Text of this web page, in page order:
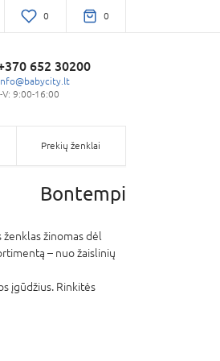
0 0
652 30200
V: 9:00-16:00
Prekių ženklai
Bontempi
žinomas dėl
– nuo žaislinių
įgūdžius. Rinkitės